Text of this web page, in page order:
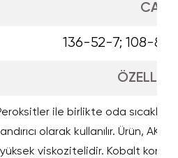
CAS
136-52-7; 108-
ile birlikte oda
olarak kullanılır. Ürün,
yüksek viskozitelidir. Kobalt